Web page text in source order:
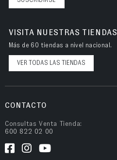
VISITA NUESTRAS TIENDAS
Más de 60 tiendas a nivel nacional.
VER TODAS LAS TIENDAS
CONTACTO
Consultas Venta Tienda:
600 822 02 00